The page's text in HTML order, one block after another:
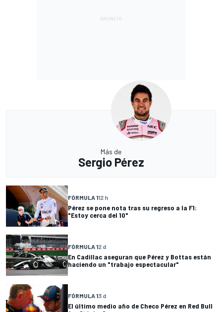
Más de
Sergio Pérez
FÓRMULA 112 h
Pérez se pone nota tras su regreso a la F1:
"Estoy cerca del 10"
FÓRMULA 12 d
En Cadillac aseguran que Pérez y Bottas están
haciendo un "trabajo espectacular"
FÓRMULA 13 d
El último medio año de Checo Pérez en Red Bull